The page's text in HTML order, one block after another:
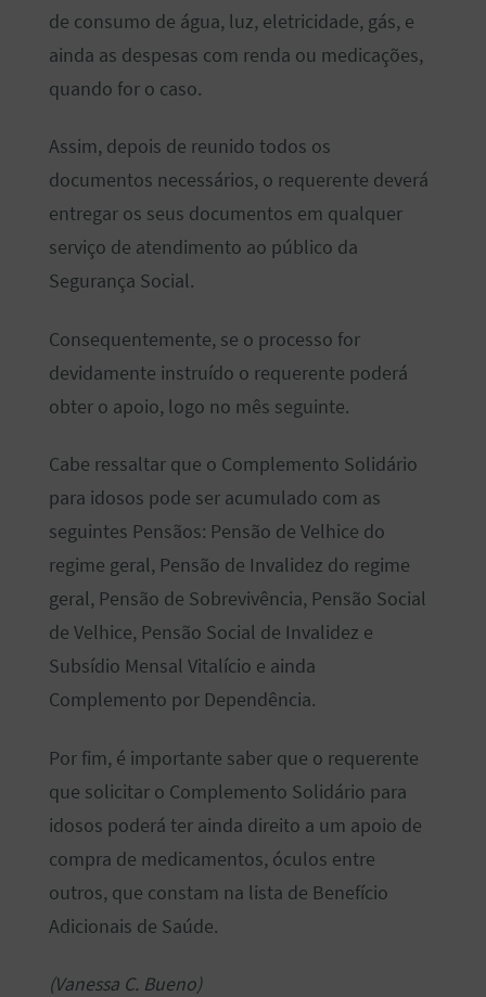
de consumo de água, luz, eletricidade, gás, e
ainda as despesas com renda ou medicações,
quando for o caso.
Assim, depois de reunido todos os
documentos necessários, o requerente deverá
entregar os seus documentos em qualquer
serviço de atendimento ao público da
Segurança Social.
Consequentemente, se o processo for
devidamente instruído o requerente poderá
obter o apoio, logo no mês seguinte.
Cabe ressaltar que o Complemento Solidário
para idosos pode ser acumulado com as
seguintes Pensãos: Pensão de Velhice do
regime geral, Pensão de Invalidez do regime
geral, Pensão de Sobrevivência, Pensão Social
de Velhice, Pensão Social de Invalidez e
Subsídio Mensal Vitalício e ainda
Complemento por Dependência.
Por fim, é importante saber que o requerente
que solicitar o Complemento Solidário para
idosos poderá ter ainda direito a um apoio de
compra de medicamentos, óculos entre
outros, que constam na lista de Benefício
Adicionais de Saúde.
(Vanessa C. Bueno)